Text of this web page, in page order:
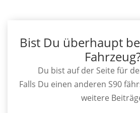
Bist Du überhaupt
Du bist auf der Seite für
Falls Du einen anderen S90
weitere